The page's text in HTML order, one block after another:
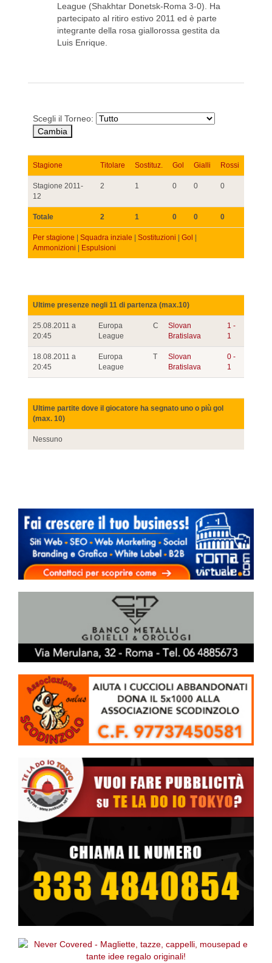
League (Shakhtar Donetsk-Roma 3-0). Ha
partecipato al ritiro estivo 2011 ed è parte
integrante della rosa giallorossa gestita da
Luis Enrique.
Scegli il Torneo:
Stagione Titolare Sostituz. Gol Gialli Rossi
Stagione 2011-
12
2 1 0 0 0
Totale 2 1 0 0 0
Per stagione Squadra inziale Sostituzioni Gol
Ammonizioni
Espulsioni
Ultime presenze negli 11 di partenza (max.10)
25.08.2011 a
20:45
Europa
League
C
Slovan
Bratislava
1 -
1
18.08.2011 a
20:45
Europa
League
T
Slovan
Bratislava
0 -
1
Ultime partite dove il giocatore ha segnato uno o più gol
(max. 10)
Nessuno